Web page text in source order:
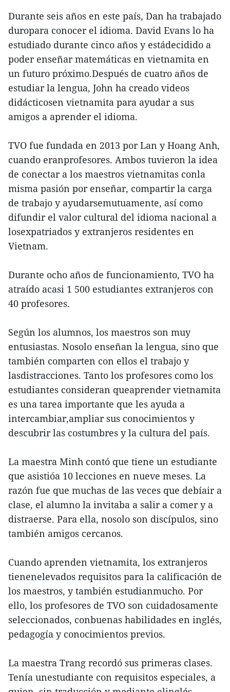
Durante seis años en este país, Dan ha trabajado
duropara conocer el idioma. David Evans lo ha
estudiado durante cinco años y estádecidido a
poder enseñar matemáticas en vietnamita en
un futuro próximo.Después de cuatro años de
estudiar la lengua, John ha creado videos
didácticosen vietnamita para ayudar a sus
amigos a aprender el idioma.
TVO fue fundada en 2013 por Lan y Hoang Anh,
cuando eranprofesores. Ambos tuvieron la idea
de conectar a los maestros vietnamitas conla
misma pasión por enseñar, compartir la carga
de trabajo y ayudarsemutuamente, así como
difundir el valor cultural del idioma nacional a
losexpatriados y extranjeros residentes en
Vietnam.
Durante ocho años de funcionamiento, TVO ha
atraído acasi 1 500 estudiantes extranjeros con
40 profesores.
Según los alumnos, los maestros son muy
entusiastas. Nosolo enseñan la lengua, sino que
también comparten con ellos el trabajo y
lasdistracciones. Tanto los profesores como los
estudiantes consideran queaprender vietnamita
es una tarea importante que les ayuda a
intercambiar,ampliar sus conocimientos y
descubrir las costumbres y la cultura del país.
La maestra Minh contó que tiene un estudiante
que asistióa 10 lecciones en nueve meses. La
razón fue que muchas de las veces que debíair a
clase, el alumno la invitaba a salir a comer y a
distraerse. Para ella, nosolo son discípulos, sino
también amigos cercanos.
Cuando aprenden vietnamita, los extranjeros
tienenelevados requisitos para la calificación de
los maestros, y también estudianmucho. Por
ello, los profesores de TVO son cuidadosamente
seleccionados, conbuenas habilidades en inglés,
pedagogía y conocimientos previos.
La maestra Trang recordó sus primeras clases.
Tenía unestudiante con requisitos especiales, a